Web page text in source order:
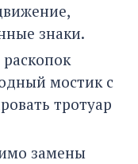
знаки.
мостик с
тротуар
замены